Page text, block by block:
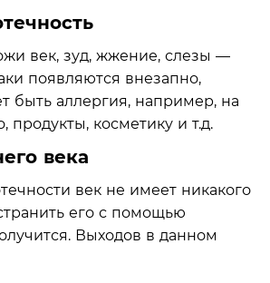
век, зуд, жжение, слезы —
появляются внезапно,
быть аллергия, например, на
продукты, косметику и т.д.
века
век не имеет никакого
его с помощью
Выходов в данном